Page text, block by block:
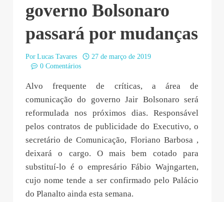
governo Bolsonaro
passará por mudanças
Por Lucas Tavares
27 de março de 2019
0 Comentários
Alvo frequente de críticas, a área de
comunicação do governo Jair Bolsonaro será
reformulada nos próximos dias. Responsável
pelos contratos de publicidade do Executivo, o
secretário de Comunicação, Floriano Barbosa ,
deixará o cargo. O mais bem cotado para
substituí-lo é o empresário Fábio Wajngarten,
cujo nome tende a ser confirmado pelo Palácio
do Planalto ainda esta semana.